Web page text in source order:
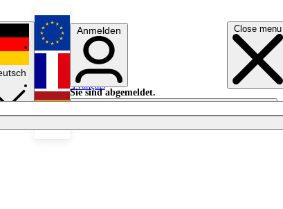
Close menu
English
Français
Anmelden
Sie sind abgemeldet.
Anmelden
Licht aus